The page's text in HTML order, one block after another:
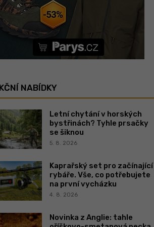
NABÍDKY
Letní chytání v horských
bystřinách? Tyhle prsačky
se šiknou
5. 8. 2026
Kaprařský set pro začínající
rybáře. Vše, co potřebujete
na první vycházku
4. 8. 2026
Novinka z Anglie: tahle